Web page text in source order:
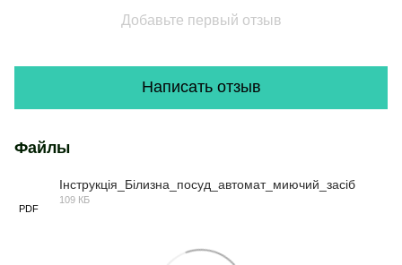
Добавьте первый отзыв
Написать отзыв
Файлы
PDF
Інструкція_Білизна_посуд_автомат_миючий_засіб
109 КБ